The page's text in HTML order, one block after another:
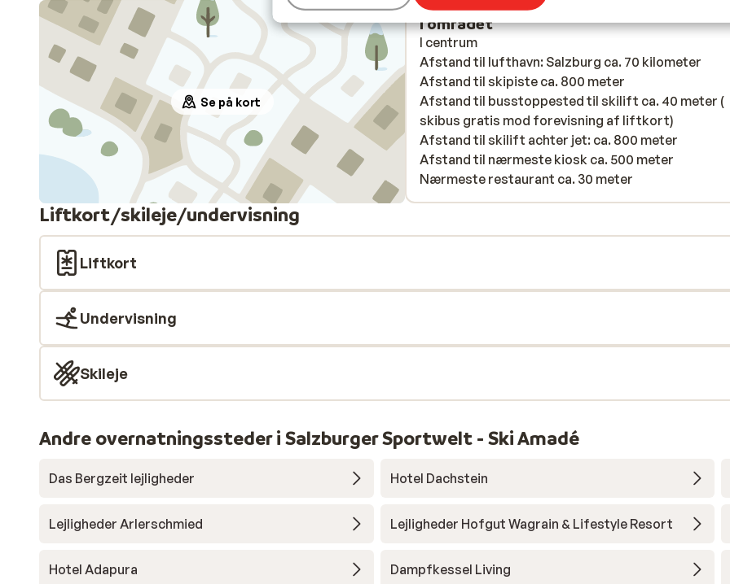
her name. I want to say you are very lucky to have
as your staff, utterly amazing, they went above
beyond and was so nice, welcoming and helpful in
everything we asked, in fact absolutely incredible. 5
We will be back, trust me. Don’t hesitate if you’re
to Flachau, book this incredible amazing hotel.
you for making our stay so memorable and
will never forget this amazing holiday.
Se på kort
I området
I centrum
Afstand til lufthavn: Salzburg ca. 70 kilometer
Afstand til skipiste ca. 800 meter
Afstand til busstoppested til skilift ca. 40 meter (
skibus gratis mod forevisning af liftkort)
Afstand til skilift achter jet: ca. 800 meter
Afstand til nærmeste kiosk ca. 500 meter
Nærmeste restaurant ca. 30 meter
Liftkort/skileje/undervisning
Liftkort
Undervisning
Skileje
Andre overnatningssteder i Salzburger Sportwelt - Ski Amadé
Das Bergzeit lejligheder Hotel Dachstein
Lejligheder Arlerschmied Lejligheder Hofgut Wagrain & Lifestyle Resort
Hotel Adapura Dampfkessel Living